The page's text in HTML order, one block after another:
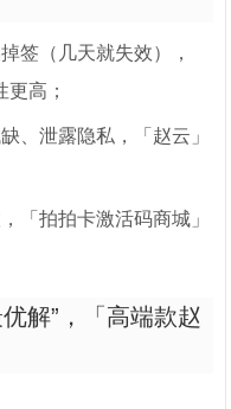
签（几天就失效），
更高；
、泄露隐私，「赵云」
「拍拍卡激活码商城」
解”，「高端款赵